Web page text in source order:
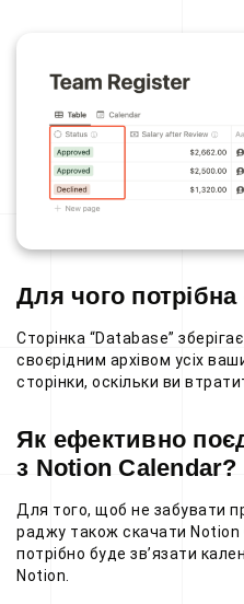
Для чого потрібна
Сторінка “Database”
своєрідним архівом усіх
сторінки, оскільки ви
Як ефективно
з Notion Calendar?
Для того, щоб не забувати
раджу також скачати Notion
потрібно буде зв’язати
Notion.